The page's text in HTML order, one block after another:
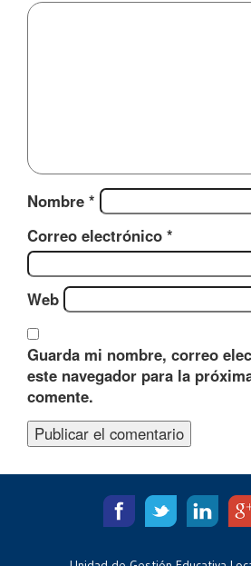
Nombre *
Correo electrónico *
Web
Guarda mi nombre, correo
este navegador para la
comente.